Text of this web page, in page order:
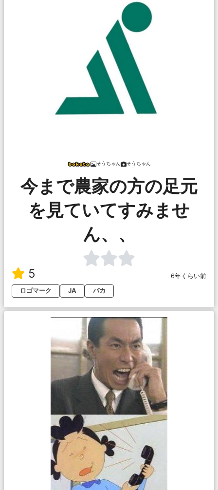
そうちゃん そうちゃん
今まで農家の方の足元
を見ていてすみませ
ん、、
5
6年くらい前
ロゴマーク
JA バカ